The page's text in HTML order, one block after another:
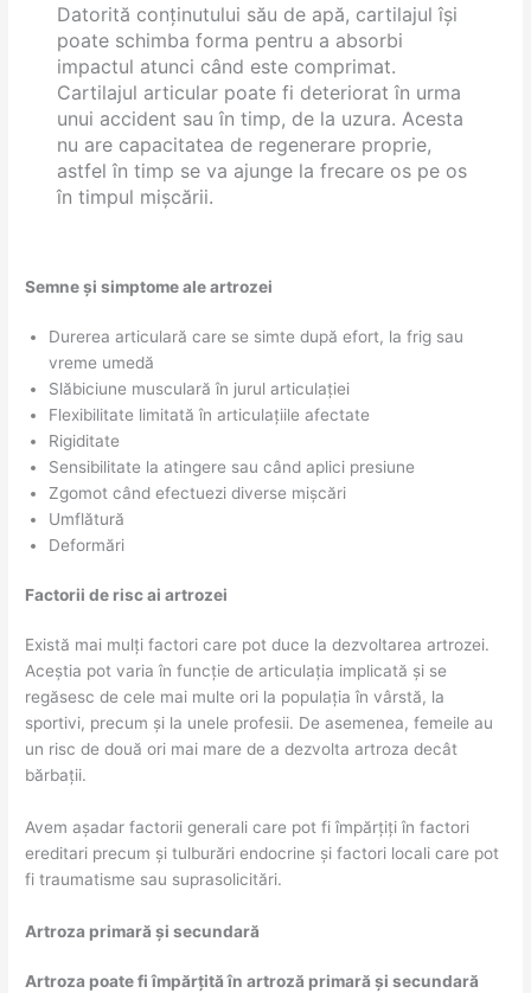
Datorită conținutului său de apă, cartilajul își
poate schimba forma pentru a absorbi
impactul atunci când este comprimat.
Cartilajul articular poate fi deteriorat în urma
unui accident sau în timp, de la uzura. Acesta
nu are capacitatea de regenerare proprie,
astfel în timp se va ajunge la frecare os pe os
în timpul mișcării.
Semne și simptome ale artrozei
Durerea articulară care se simte după efort, la frig sau
vreme umedă
Slăbiciune musculară în jurul articulației
Flexibilitate limitată în articulațiile afectate
Rigiditate
Sensibilitate la atingere sau când aplici presiune
Zgomot când efectuezi diverse mișcări
Umflătură
Deformări
Factorii de risc ai artrozei
Există mai mulți factori care pot duce la dezvoltarea artrozei.
Aceștia pot varia în funcție de articulația implicată și se
regăsesc de cele mai multe ori la populația în vârstă, la
sportivi, precum și la unele profesii. De asemenea, femeile au
un risc de două ori mai mare de a dezvolta artroza decât
bărbații.
Avem așadar factorii generali care pot fi împărțiți în factori
ereditari precum și tulburări endocrine și factori locali care pot
fi traumatisme sau suprasolicitări.
Artroza primară și secundară
Artroza poate fi împărțită în artroză primară și secundară